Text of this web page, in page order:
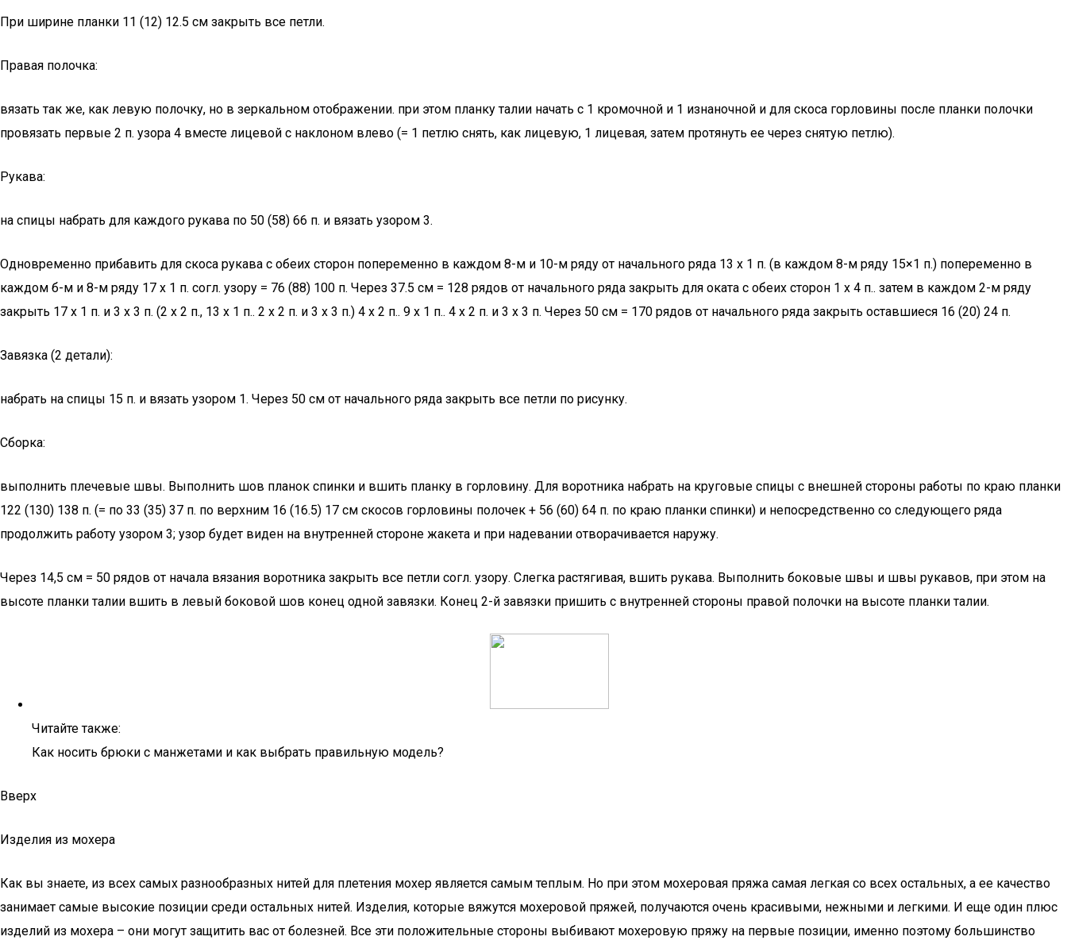
При ширине планки 11 (12) 12.5 см закрыть все петли.
Правая полочка:
вязать так же, как левую полочку, но в зеркальном отображении. при этом планку талии начать с 1 кромочной и 1 изнаночной и для скоса горловины после планки полочки
провязать первые 2 п. узора 4 вместе лицевой с наклоном влево (= 1 петлю снять, как лицевую, 1 лицевая, затем протянуть ее через снятую петлю).
Рукава:
на спицы набрать для каждого рукава по 50 (58) 66 п. и вязать узором 3.
Одновременно прибавить для скоса рукава с обеих сторон попеременно в каждом 8-м и 10-м ряду от начального ряда 13 х 1 п. (в каждом 8-м ряду 15×1 п.) попеременно в
каждом б-м и 8-м ряду 17 х 1 п. согл. узору = 76 (88) 100 п. Через 37.5 см = 128 рядов от начального ряда закрыть для оката с обеих сторон 1 х 4 п.. затем в каждом 2-м ряду
закрыть 17 х 1 п. и 3 х 3 п. (2 х 2 п., 13 х 1 п.. 2 х 2 п. и 3 х 3 п.) 4 х 2 п.. 9 х 1 п.. 4 х 2 п. и 3 х 3 п. Через 50 см = 170 рядов от начального ряда закрыть оставшиеся 16 (20) 24 п.
Завязка (2 детали):
набрать на спицы 15 п. и вязать узором 1. Через 50 см от начального ряда закрыть все петли по рисунку.
Сборка:
выполнить плечевые швы. Выполнить шов планок спинки и вшить планку в горловину. Для воротника набрать на круговые спицы с внешней стороны работы по краю планки
122 (130) 138 п. (= по 33 (35) 37 п. по верхним 16 (16.5) 17 см скосов горловины полочек + 56 (60) 64 п. по краю планки спинки) и непосредственно со следующего ряда
продолжить работу узором 3; узор будет виден на внутренней стороне жакета и при надевании отворачивается наружу.
Через 14,5 см = 50 рядов от начала вязания воротника закрыть все петли согл. узору. Слегка растягивая, вшить рукава. Выполнить боковые швы и швы рукавов, при этом на
высоте планки талии вшить в левый боковой шов конец одной завязки. Конец 2-й завязки пришить с внутренней стороны правой полочки на высоте планки талии.
Читайте также:
Как носить брюки с манжетами и как выбрать правильную модель?
Вверх
Изделия из мохера
Как вы знаете, из всех самых разнообразных нитей для плетения мохер является самым теплым. Но при этом мохеровая пряжа самая легкая со всех остальных, а ее качество
занимает самые высокие позиции среди остальных нитей. Изделия, которые вяжутся мохеровой пряжей, получаются очень красивыми, нежными и легкими. И еще один плюс
изделий из мохера – они могут защитить вас от болезней. Все эти положительные стороны выбивают мохеровую пряжу на первые позиции, именно поэтому большинство